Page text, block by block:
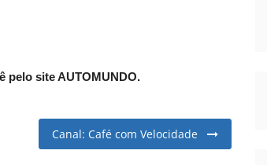
pelo site AUTOMUNDO.
Canal: Café com Velocidade